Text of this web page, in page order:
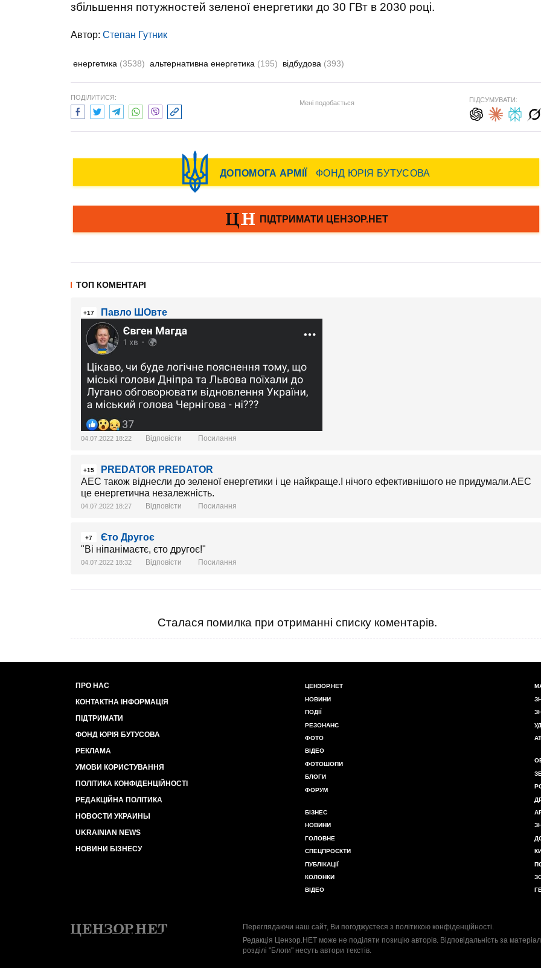
збільшення потужностей зеленої енергетики до 30 ГВт в 2030 році.
Автор: Степан Гутник
енергетика (3538) альтернативна енергетика (195) відбудова (393)
ПОДІЛИТИСЯ:
Мені подобається ПІДСУМУВАТИ:
ТОП КОМЕНТАРІ
+17 Павло ШОвте
04.07.2022 18:22 Відповісти Посилання
+15
PREDATOR PREDATOR
АЕС також віднесли до зеленої енергетики і це найкраще.І нічого ефективнішого не придумали.АЕС
це енергетична незалежність.
04.07.2022 18:27 Відповісти Посилання
+7
Єто Другоє
"Ві ніпанімаєтє, єто другоє!"
04.07.2022 18:32 Відповісти Посилання
Сталася помилка при отриманні списку коментарів.
ПРО НАС
КОНТАКТНА ІНФОРМАЦІЯ
ПІДТРИМАТИ
ФОНД ЮРІЯ БУТУСОВА
РЕКЛАМА
УМОВИ КОРИСТУВАННЯ
ПОЛІТИКА КОНФІДЕНЦІЙНОСТІ
РЕДАКЦІЙНА ПОЛІТИКА
НОВОСТИ УКРАИНЫ
UKRAINIAN NEWS
НОВИНИ БІЗНЕСУ
ЦЕНЗОР.НЕТ
НОВИНИ
ПОДІЇ
РЕЗОНАНС
ФОТО
ВІДЕО
ФОТОШОПИ
БЛОГИ
ФОРУМ
БІЗНЕС
НОВИНИ
ГОЛОВНЕ
СПЕЦПРОЄКТИ
ПУБЛІКАЦІЇ
КОЛОНКИ
ВІДЕО
Переглядаючи наш сайт, Ви погоджуєтеся з політикою конфіденційності
Редакція Цензор.НЕТ може не поділяти позицію авторів. Відповідальність за
розділі "Блоги" несуть автори текстів.